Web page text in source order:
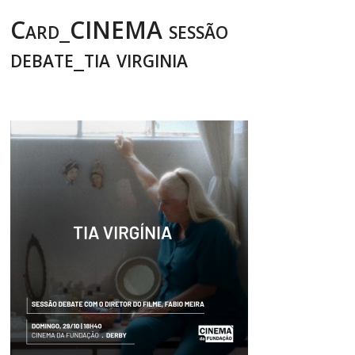
Card_CINEMA sessão
debate_tia virginia